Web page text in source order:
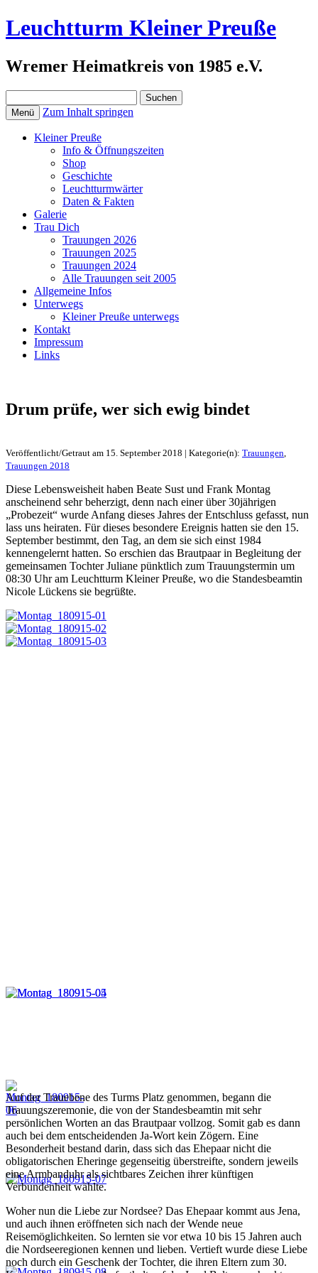
Leuchtturm Kleiner Preuße
Wremer Heimatkreis von 1985 e.V.
nach:
Menü Zum Inhalt springen
Kleiner Preuße
Info & Öffnungszeiten
Shop
Geschichte
Leuchtturmwärter
Daten & Fakten
Galerie
Trau Dich
Trauungen 2026
Trauungen 2025
Trauungen 2024
Alle Trauungen seit 2005
Allgemeine Infos
Unterwegs
Kleiner Preuße unterwegs
Kontakt
Impressum
Links
Drum prüfe, wer sich ewig bindet
Veröffentlicht/Getraut am 15. September 2018 | Kategorie(n): Trauungen
Trauungen 2018
Diese Lebensweisheit haben Beate Sust und Frank Montag
anscheinend sehr beherzigt, denn nach einer über 30jährigen
„Probezeit“ wurde Anfang dieses Jahres der Entschluss gefasst, nun
lass uns heiraten. Für dieses besondere Ereignis hatten sie den 15.
September bestimmt, den Tag, an dem sie sich einst 1984
kennengelernt hatten. So erschien das Brautpaar in Begleitung der
gemeinsamen Tochter Juliane pünktlich zum Trauungstermin um
08:30 Uhr am Leuchtturm Kleiner Preuße, wo die Standesbeamtin
Nicole Lückens sie begrüßte.
Auf der Trauebene des Turms Platz genommen, begann die
Trauungszeremonie, die von der Standesbeamtin mit sehr
persönlichen Worten an das Brautpaar vollzog. Somit gab es dann
auch bei dem entscheidenden Ja-Wort kein Zögern. Eine
Besonderheit bestand darin, dass sich das Ehepaar nicht die
obligatorischen Eheringe gegenseitig überstreifte, sondern jeweils
eine Armbanduhr als sichtbares Zeichen ihrer künftigen
Verbundenheit wählte.
Woher nun die Liebe zur Nordsee? Das Ehepaar kommt aus Jena,
und auch ihnen eröffneten sich nach der Wende neue
Reisemöglichkeiten. So lernten sie vor etwa 10 bis 15 Jahren auch
die Nordseeregionen kennen und lieben. Vertieft wurde diese Liebe
noch durch ein Geschenk der Tochter, die ihren Eltern zum 30.